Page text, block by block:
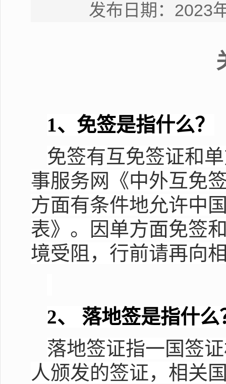
发布日期：
1、免签是指什么？
免签有互免签证和
事服务网《中外互免
方面有条件地允许中
表》。因单方面免签
境受阻，行前请再向
2、 落地签是指什么
落地签证指一国签
人颁发的签证，相关